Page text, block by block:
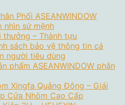
Phối ASEANWINDOW
nhìn sứ mệnh
thưởng – Thành tựu
sách bảo vệ thông tin cá
người tiêu dùng
phẩm ASEANWINDOW phân
Xingfa Quảng Đông – Giải
Cửa Nhôm Cao Cấp